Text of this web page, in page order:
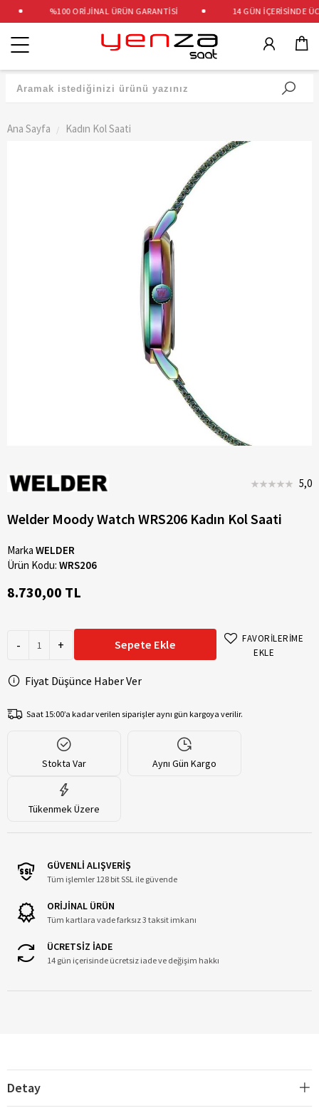
%100 ORİJİNAL ÜRÜN GARANTİSİ 14 GÜN İÇERİSİNDE
Kategoriler
Ana Sayfa Kadın Kol Saati
5,0
Welder Moody Watch WRS206 Kadın Kol Saati
Marka WELDER
Ürün Kodu: WRS206
8.730,00 TL
- + Sepete Ekle
FAVORİLERİME
EKLE
Fiyat Düşünce Haber Ver
Saat 15:00’a kadar verilen siparişler aynı gün kargoya verilir.
Stokta Var Aynı Gün Kargo
Tükenmek Üzere
GÜVENLİ ALIŞVERİŞ
Tüm işlemler 128 bit SSL ile güvende
ORİJİNAL ÜRÜN
Tüm kartlara vade farksız 3 taksit imkanı
ÜCRETSİZ İADE
14 gün içerisinde ücretsiz iade ve değişim hakkı
Detay